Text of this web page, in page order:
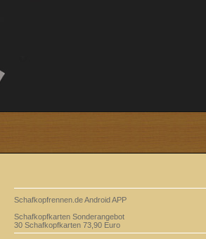
Schafkopfrennen.de Android APP
Schafkopfkarten Sonderangebot
30 Schafkopfkarten 73,90 Euro